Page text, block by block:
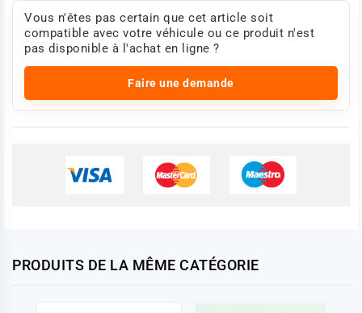
Vous n'êtes pas certain que cet article soit
compatible avec votre véhicule ou ce produit n'est
pas disponible à l'achat en ligne ?
Faire une demande
PRODUITS DE LA MÊME CATÉGORIE